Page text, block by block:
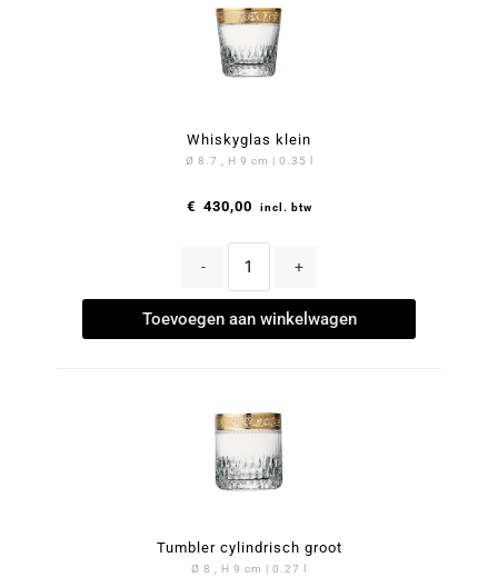
Whiskyglas klein
Ø 8.7 , H 9 cm | 0.35 l
€ 430,00 incl. btw
- +
Toevoegen aan winkelwagen
Tumbler cylindrisch groot
Ø 8 , H 9 cm | 0.27 l